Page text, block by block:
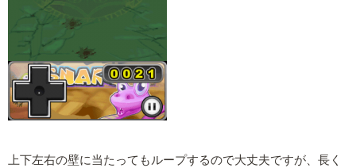
上下左右の壁に当たってもループするので大丈夫ですが、長く